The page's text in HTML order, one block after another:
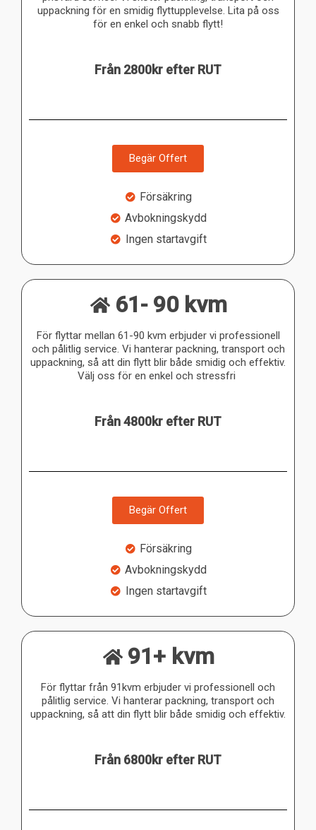
uppackning för en smidig flyttupplevelse. Lita på oss
för en enkel och snabb flytt!
Från 2800kr efter RUT
Begär Offert
Försäkring
Avbokningskydd
Ingen startavgift
61- 90 kvm
För flyttar mellan 61-90 kvm erbjuder vi professionell
och pålitlig service. Vi hanterar packning, transport och
uppackning, så att din flytt blir både smidig och effektiv.
Välj oss för en enkel och stressfri
Från 4800kr efter RUT
Begär Offert
Försäkring
Avbokningskydd
Ingen startavgift
91+ kvm
För flyttar från 91kvm erbjuder vi professionell och
pålitlig service. Vi hanterar packning, transport och
uppackning, så att din flytt blir både smidig och effektiv.
Från 6800kr efter RUT